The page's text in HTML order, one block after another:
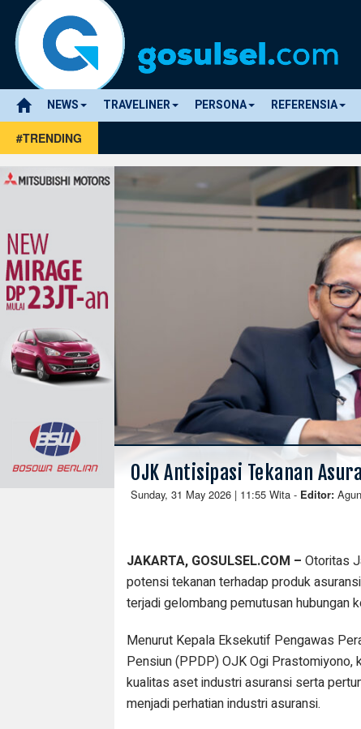
NEWS TRAVELINER PERSONA REFERENSIA
#TRENDING
OJK Antisipasi Tekanan
Sunday, 31 May 2026 | 11:55 Wita - Editor:
JAKARTA, GOSULSEL.COM –Otoritas
potensi tekanan terhadap produk
terjadi gelombang pemutusan hubungan
Menurut Kepala Eksekutif Pengawas
Pensiun (PPDP) OJK Ogi Prastomiyono,
kualitas aset industri asuransi serta
menjadi perhatian industri asuransi.